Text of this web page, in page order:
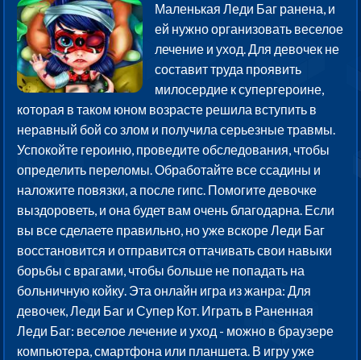
Маленькая Леди Баг ранена, и
ей нужно организовать веселое
лечение и уход. Для девочек не
составит труда проявить
милосердие к супергероине,
которая в таком юном возрасте решила вступить в
неравный бой со злом и получила серьезные травмы.
Успокойте героиню, проведите обследования, чтобы
определить переломы. Обработайте все ссадины и
наложите повязки, а после гипс. Помогите девочке
выздороветь, и она будет вам очень благодарна. Если
вы все сделаете правильно, но уже вскоре Леди Баг
восстановится и отправится оттачивать свои навыки
борьбы с врагами, чтобы больше не попадать на
больничную койку. Эта онлайн игра из жанра: Для
девочек, Леди Баг и Супер Кот. Играть в Раненная
Леди Баг: веселое лечение и уход - можно в браузере
компьютера, смартфона или планшета. В игру уже